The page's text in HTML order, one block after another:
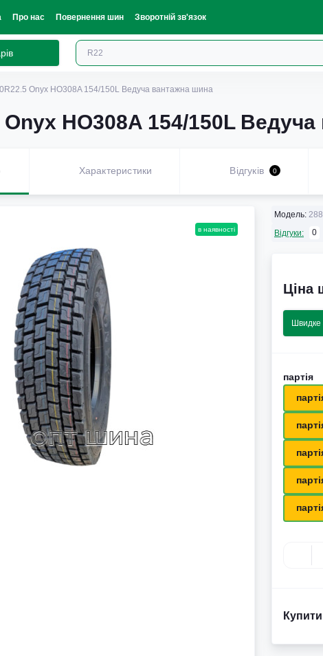
Про нас Повернення шин Зворотній зв'язок
Onyx HO308A 154/150L Ведуча вантажна шина
Onyx HO308A 154/150L
Характеристики Відгуків 0
в наявності
Модель:
Відгуки:
0
Ціна
Швидке
партія
Купити